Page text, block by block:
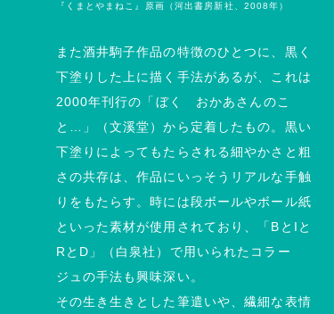
『くまとやまねこ』原画（河出書房新社、2008年）
また酒井駒子作品の特徴のひとつに、黒く
下塗りした上に描く手法があるが、これは
2000年刊行の「ぼく おかあさんのこ
と…」（文溪堂）から定着したもの。黒い
下塗りによってもたらされる細やかさと粗
さの共存は、作品にいっそうリアルな手触
りをもたらす。時には段ボールやボール紙
といった素材が使用されており、「BとIと
RとD」（白泉社）で用いられたコラー
ジュの手法も興味深い。
その生き生きとした筆遣いや、繊細な表情